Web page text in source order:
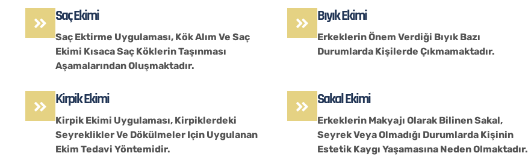
Saç Ekimi
Saç Ektirme Uygulaması, Kök Alım Ve Saç
Ekimi Kısaca Saç Köklerin Taşınması
Aşamalarından Oluşmaktadır.
Bıyık Ekimi
Erkeklerin Önem Verdiği Bıyık Bazı
Durumlarda Kişilerde Çıkmamaktadır.
Kirpik Ekimi
Kirpik Ekimi Uygulaması, Kirpiklerdeki
Seyreklikler Ve Dökülmeler Için Uygulanan
Ekim Tedavi Yöntemidir.
Sakal Ekimi
Erkeklerin Makyajı Olarak Bilinen Sakal,
Seyrek Veya Olmadığı Durumlarda Kişinin
Estetik Kaygı Yaşamasına Neden Olmaktadır.